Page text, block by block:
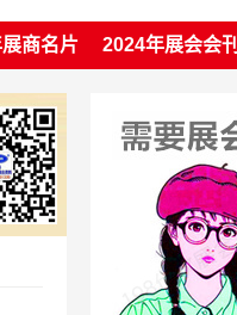
商名片 2024年展会会刊